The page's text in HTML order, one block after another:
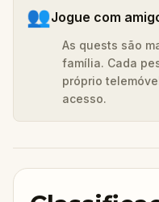
👥Jogue com
As quests são
família. Cada
próprio
acesso.